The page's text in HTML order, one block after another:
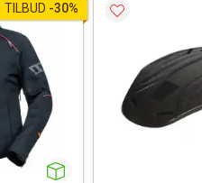
TILBUD -30%